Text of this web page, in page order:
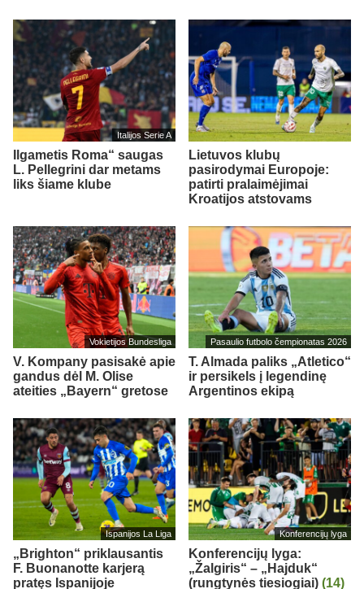
Italijos Serie A
Ilgametis Roma“ saugas
L. Pellegrini dar metams
liks šiame klube
Lietuvos klubų
pasirodymai Europoje:
patirti pralaimėjimai
Kroatijos atstovams
Vokietijos Bundesliga
V. Kompany pasisakė apie
gandus dėl M. Olise
ateities „Bayern“ gretose
Pasaulio futbolo čempionatas 2026
T. Almada paliks „Atletico“
ir persikels į legendinę
Argentinos ekipą
Ispanijos La Liga
„Brighton“ priklausantis
F. Buonanotte karjerą
pratęs Ispanijoje
Konferencijų lyga
Konferencijų lyga:
„Žalgiris“ – „Hajduk“
(rungtynės tiesiogiai) (14)